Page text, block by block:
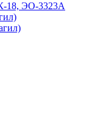
18, ЭО-3323А